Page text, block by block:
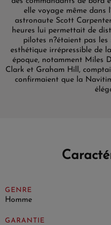
elle voyage même dans
astronaute Scott
heures lui permettait de
pilotes n?étaient pas
esthétique irrépressible de
époque, notamment Miles
Clark et Graham Hill,
confirmaient que la
GENRE
Homme
GARANTIE